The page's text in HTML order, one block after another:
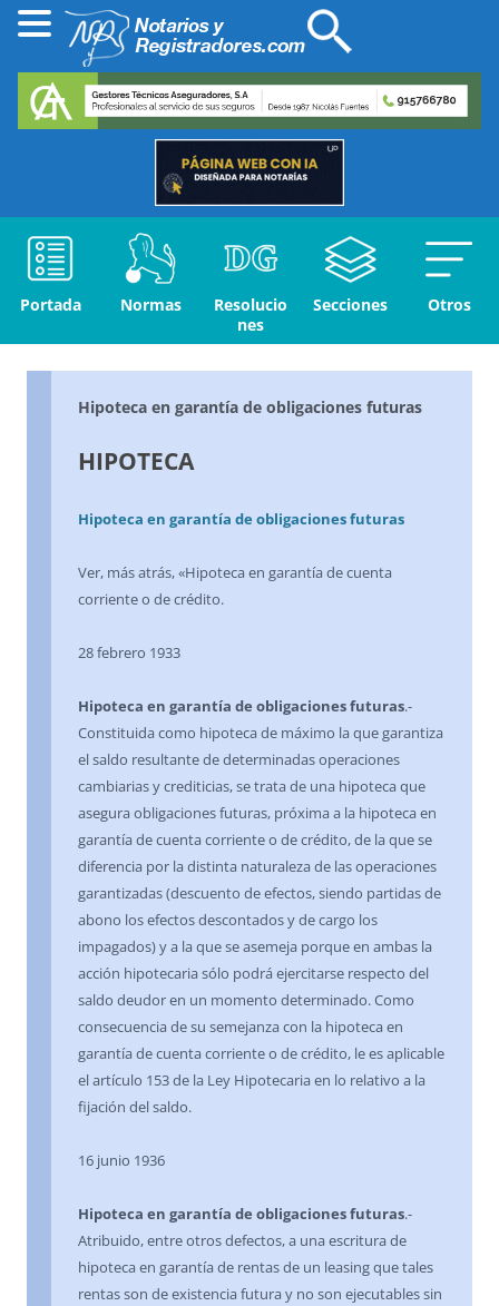
Portada Normas
Resolucio
nes
Secciones Otros
Hipoteca en garantía de obligaciones futuras
HIPOTECA
Hipoteca en garantía de obligaciones futuras
Ver, más atrás, «Hipoteca en garantía de cuenta
corriente o de crédito.
28 febrero 1933
Hipoteca en garantía de obligaciones futuras.-
Constituida como hipoteca de máximo la que garantiza
el saldo resultante de determinadas operaciones
cambiarias y crediticias, se trata de una hipoteca que
asegura obligaciones futuras, próxima a la hipoteca en
garantía de cuenta corriente o de crédito, de la que se
diferencia por la distinta naturaleza de las operaciones
garantizadas (descuento de efectos, siendo partidas de
abono los efectos descontados y de cargo los
impagados) y a la que se asemeja porque en ambas la
acción hipotecaria sólo podrá ejercitarse respecto del
saldo deudor en un momento determinado. Como
consecuencia de su semejanza con la hipoteca en
garantía de cuenta corriente o de crédito, le es aplicable
el artículo 153 de la Ley Hipotecaria en lo relativo a la
fijación del saldo.
16 junio 1936
Hipoteca en garantía de obligaciones futuras.-
Atribuido, entre otros defectos, a una escritura de
hipoteca en garantía de rentas de un leasing que tales
rentas son de existencia futura y no son ejecutables sin